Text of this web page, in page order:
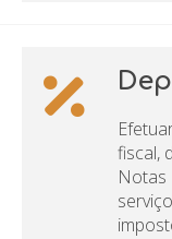
fiscal,
Notas